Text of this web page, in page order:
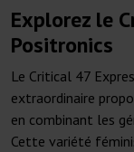
Explorez le
Positronics
Le Critical 47
extraordinaire
en combinant les
Cette variété